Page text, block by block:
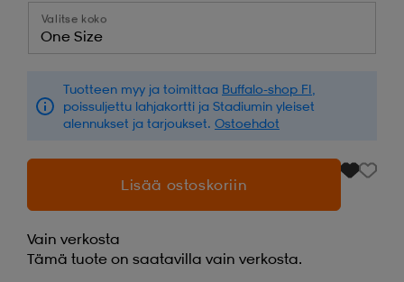
Valitse koko
One Size
Tuotteen myy ja toimittaa Buffalo-shop FI
poissuljettu lahjakortti ja Stadiumin yleiset
alennukset ja tarjoukset. Ostoehdot
Lisää ostoskoriin
Vain verkosta
Tämä tuote on saatavilla vain verkosta.